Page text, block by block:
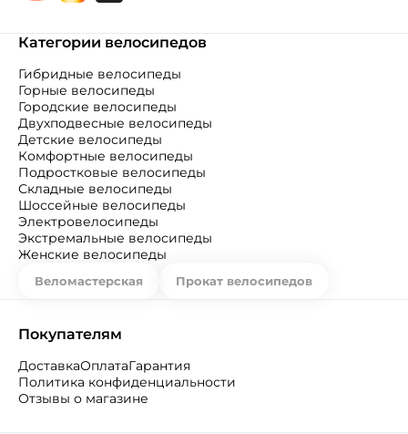
Категории велосипедов
Гибридные велосипеды
Горные велосипеды
Городские велосипеды
Двухподвесные велосипеды
Детские велосипеды
Комфортные велосипеды
Подростковые велосипеды
Складные велосипеды
Шоссейные велосипеды
Электровелосипеды
Экстремальные велосипеды
Женские велосипеды
Веломастерская Прокат велосипедов
Покупателям
ДоставкаОплатаГарантия
Политика конфиденциальности
Отзывы о магазине